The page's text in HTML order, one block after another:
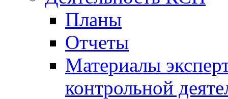
Планы
Отчеты
Материалы
контрольной